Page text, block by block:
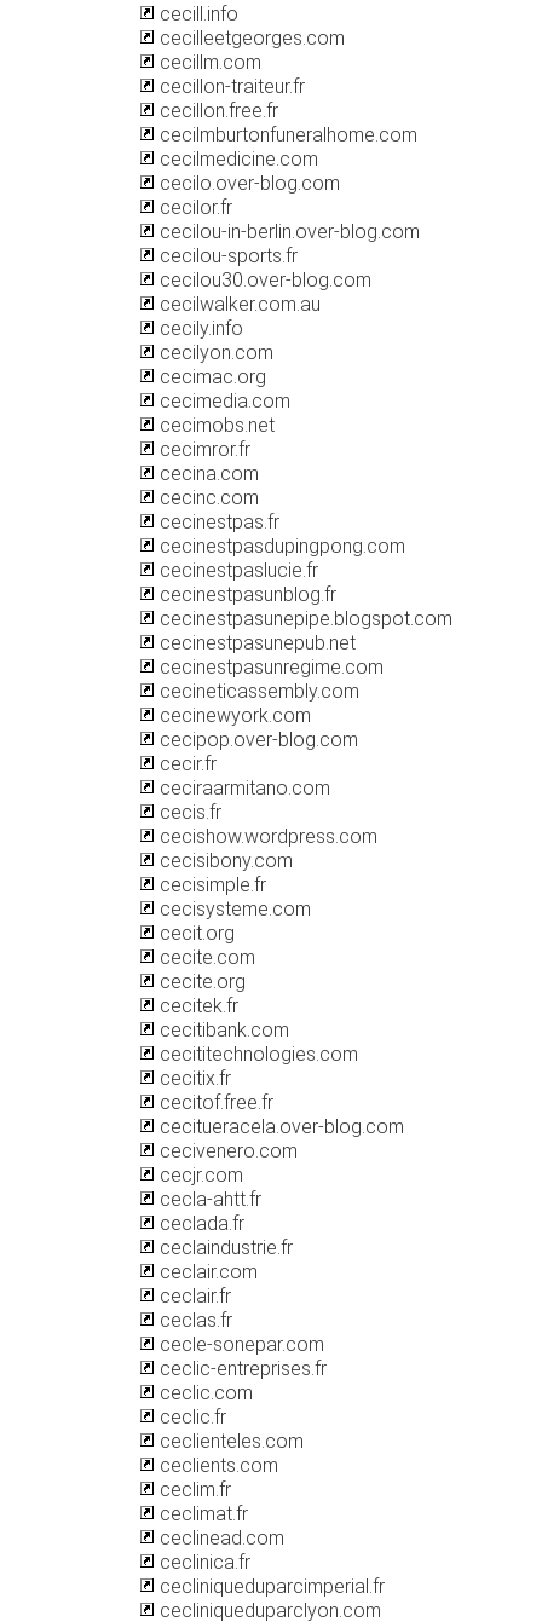
cecill.info
cecilleetgeorges.com
cecillm.com
cecillon-traiteur.fr
cecillon.free.fr
cecilmburtonfuneralhome.com
cecilmedicine.com
cecilo.over-blog.com
cecilor.fr
cecilou-in-berlin.over-blog.com
cecilou-sports.fr
cecilou30.over-blog.com
cecilwalker.com.au
cecily.info
cecilyon.com
cecimac.org
cecimedia.com
cecimobs.net
cecimror.fr
cecina.com
cecinc.com
cecinestpas.fr
cecinestpasdupingpong.com
cecinestpaslucie.fr
cecinestpasunblog.fr
cecinestpasunepipe.blogspot.com
cecinestpasunepub.net
cecinestpasunregime.com
cecineticassembly.com
cecinewyork.com
cecipop.over-blog.com
cecir.fr
ceciraarmitano.com
cecis.fr
cecishow.wordpress.com
cecisibony.com
cecisimple.fr
cecisysteme.com
cecit.org
cecite.com
cecite.org
cecitek.fr
cecitibank.com
cecititechnologies.com
cecitix.fr
cecitof.free.fr
cecitueracela.over-blog.com
cecivenero.com
cecjr.com
cecla-ahtt.fr
ceclada.fr
ceclaindustrie.fr
ceclair.com
ceclair.fr
ceclas.fr
cecle-sonepar.com
ceclic-entreprises.fr
ceclic.com
ceclic.fr
ceclienteles.com
ceclients.com
ceclim.fr
ceclimat.fr
ceclinead.com
ceclinica.fr
cecliniqueduparcimperial.fr
cecliniqueduparclyon.com